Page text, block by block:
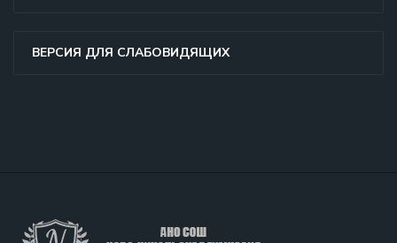
ВЕРСИЯ ДЛЯ СЛАБОВИДЯЩИХ